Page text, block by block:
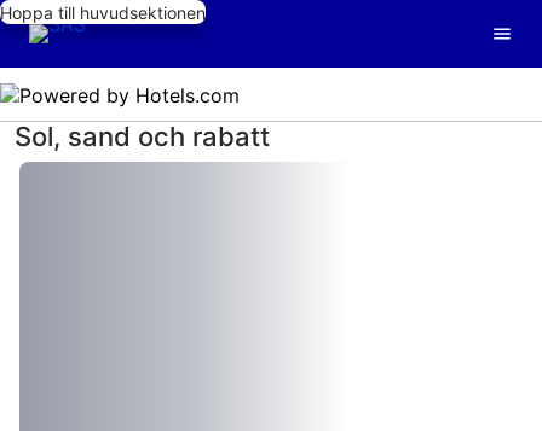
Hoppa till huvudsektionen
Sol, sand och rabatt